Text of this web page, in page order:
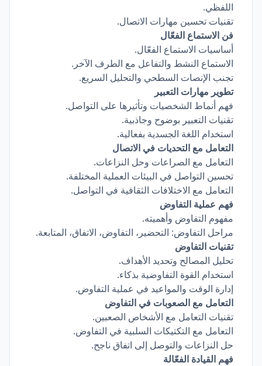
اللفظي.
تقنيات تحسين مهارات الاتصال.
فن الاستماع الفعّال
أساسيات الاستماع الفعّال.
الاستماع النشط والتفاعل مع الطرف الآخر.
تجنب الإنصات السطحي والتحليل السريع.
تطوير مهارات التعبير
فهم أنماط الشخصيات وتأثيرها على التواصل.
تقنيات التعبير بوضوح وجاذبية.
استخدام اللغة الجسدية بفعالية.
التعامل مع التحديات في الاتصال
التعامل مع الصراعات وحل النزاعات.
تحسين التواصل في البيئات العملية المختلفة.
التعامل مع الاختلافات الثقافية في التواصل.
فهم عملية التفاوض
مفهوم التفاوض وأهميته.
مراحل التفاوض: التحضير، التفاوض، الاتفاق، المتابعة.
تقنيات التفاوض
تحليل المصالح وتحديد الأهداف.
استخدام القوة التفاوضية بذكاء.
إدارة الوقت والمواعيد في عملية التفاوض.
التعامل مع الصعوبات في التفاوض
تقنيات التعامل مع الأشخاص الصعبين.
التعامل مع التكتيكات السلبية في التفاوض.
حل النزاعات والتوصل إلى اتفاق ناجح.
فهم القيادة الفعّالة